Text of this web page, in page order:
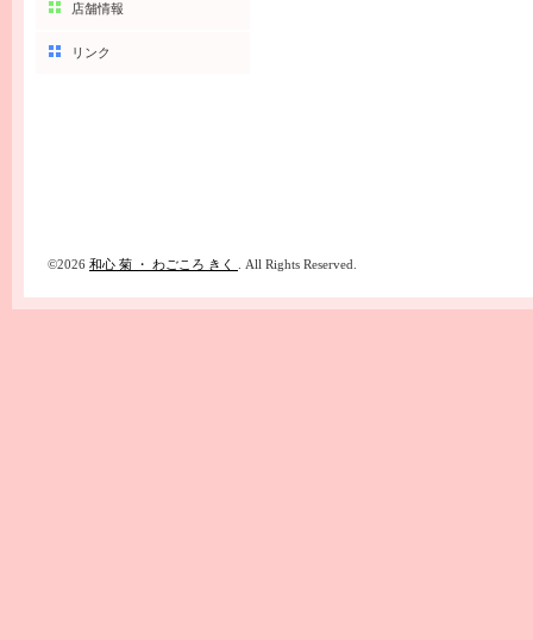
店舗情報
リンク
©2026 和心 菊 ・ わごころ きく . All Rights Reserved.